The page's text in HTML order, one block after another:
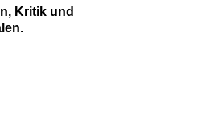
Kritik und